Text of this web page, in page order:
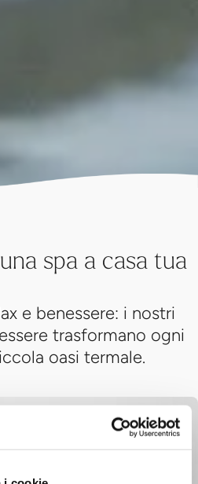
spa a casa tua
e benessere: i nostri
trasformano ogni
oasi termale.